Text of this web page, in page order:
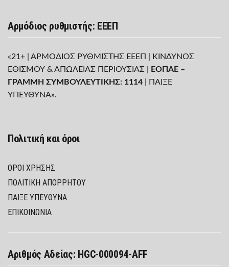
Αρμόδιος ρυθμιστής: ΕΕΕΠ
«21+ | ΑΡΜΟΔΙΟΣ ΡΥΘΜΙΣΤΗΣ ΕΕΕΠ | ΚΙΝΔΥΝΟΣ
ΕΘΙΣΜΟΥ & ΑΠΩΛΕΙΑΣ ΠΕΡΙΟΥΣΙΑΣ |
ΕΟΠΑΕ –
ΓΡΑΜΜΗ ΣΥΜΒΟΥΛΕΥΤΙΚΗΣ: 1114 | ΠΑΙΞΕ
ΥΠΕΥΘΥΝΑ».
Πολιτική και όροι
ΌΡΟΙ ΧΡΉΣΗΣ
ΠΟΛΙΤΙΚΉ ΑΠΟΡΡΉΤΟΥ
ΠΑΊΞΕ ΥΠΕΎΘΥΝΑ
ΕΠΙΚΟΙΝΩΝΙΑ
Αριθμός Αδείας: HGC-000094-AFF